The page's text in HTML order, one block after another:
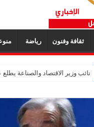
ثقافة وفنون رياضة
نائب وزير الاقتصاد والصناعة يطلع